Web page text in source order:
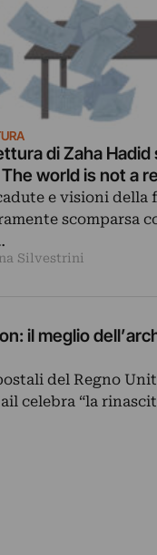
di Zaha
world is not a
e visioni della
scomparsa
Silvestrini
il meglio
del Regno
celebra “la